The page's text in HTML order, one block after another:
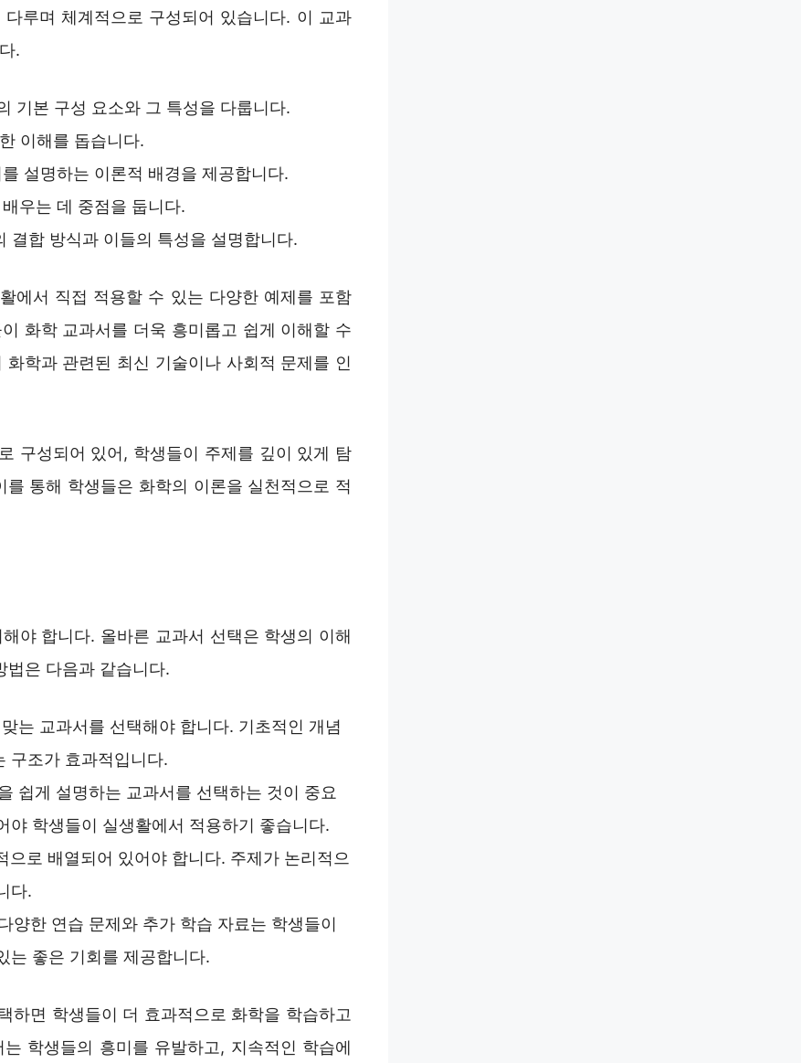
루며 체계적으로 구성되어 있습니다. 이 교과
.
기본 구성 요소와 그 특성을 다룹니다.
이해를 돕습니다.
설명하는 이론적 배경을 제공합니다.
우는 데 중점을 둡니다.
결합 방식과 이들의 특성을 설명합니다.
에서 직접 적용할 수 있는 다양한 예제를 포함
화학 교과서를 더욱 흥미롭고 쉽게 이해할 수
학과 관련된 최신 기술이나 사회적 문제를 인
구성되어 있어, 학생들이 주제를 깊이 있게 탐
통해 학생들은 화학의 이론을 실천적으로 적
야 합니다. 올바른 교과서 선택은 학생의 이해
법은 다음과 같습니다.
는 교과서를 선택해야 합니다. 기초적인 개념
구조가 효과적입니다.
쉽게 설명하는 교과서를 선택하는 것이 중요
야 학생들이 실생활에서 적용하기 좋습니다.
으로 배열되어 있어야 합니다. 주제가 논리적으
다.
양한 연습 문제와 추가 학습 자료는 학생들이
는 좋은 기회를 제공합니다.
하면 학생들이 더 효과적으로 화학을 학습하고
학생들의 흥미를 유발하고, 지속적인 학습에